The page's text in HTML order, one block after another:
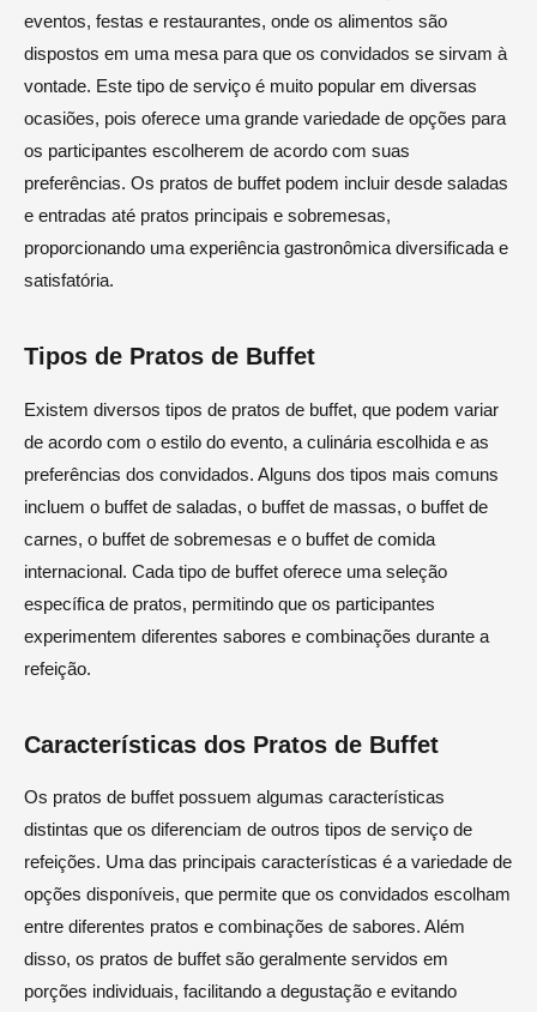
eventos, festas e restaurantes, onde os alimentos são
dispostos em uma mesa para que os convidados se sirvam à
vontade. Este tipo de serviço é muito popular em diversas
ocasiões, pois oferece uma grande variedade de opções para
os participantes escolherem de acordo com suas
preferências. Os pratos de buffet podem incluir desde saladas
e entradas até pratos principais e sobremesas,
proporcionando uma experiência gastronômica diversificada e
satisfatória.
Tipos de Pratos de Buffet
Existem diversos tipos de pratos de buffet, que podem variar
de acordo com o estilo do evento, a culinária escolhida e as
preferências dos convidados. Alguns dos tipos mais comuns
incluem o buffet de saladas, o buffet de massas, o buffet de
carnes, o buffet de sobremesas e o buffet de comida
internacional. Cada tipo de buffet oferece uma seleção
específica de pratos, permitindo que os participantes
experimentem diferentes sabores e combinações durante a
refeição.
Características dos Pratos de Buffet
Os pratos de buffet possuem algumas características
distintas que os diferenciam de outros tipos de serviço de
refeições. Uma das principais características é a variedade de
opções disponíveis, que permite que os convidados escolham
entre diferentes pratos e combinações de sabores. Além
disso, os pratos de buffet são geralmente servidos em
porções individuais, facilitando a degustação e evitando